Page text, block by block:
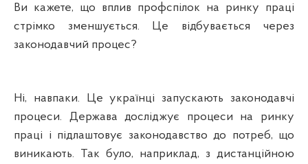
Ви кажете, що вплив профспілок на ринку праці
стрімко зменшується. Це відбувається через
законодавчий процес?
Ні, навпаки. Це українці запускають законодавчі
процеси. Держава досліджує процеси на ринку
праці і підлаштовує законодавство до потреб, що
виникають. Так було, наприклад, з дистанційною